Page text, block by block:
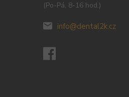
(Po-Pá, 8-16 hod.)
info@dental2k.cz